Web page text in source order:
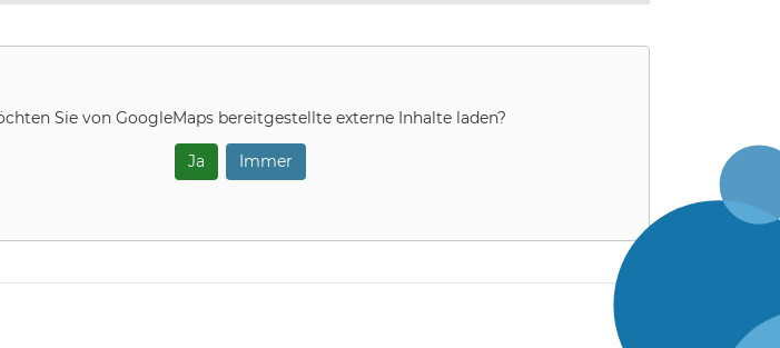
Sie von GoogleMaps bereitgestellte externe Inhalte laden?
Ja Immer